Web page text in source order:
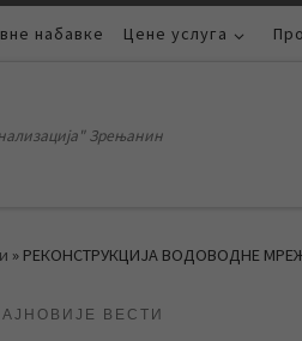
набавке Цене услуга
Зрењанин
» РЕКОНСТРУКЦИЈА ВОДОВОДНЕ
ВЕСТИ